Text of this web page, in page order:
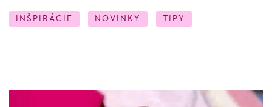
INŠPIRÁCIE NOVINKY TIPY